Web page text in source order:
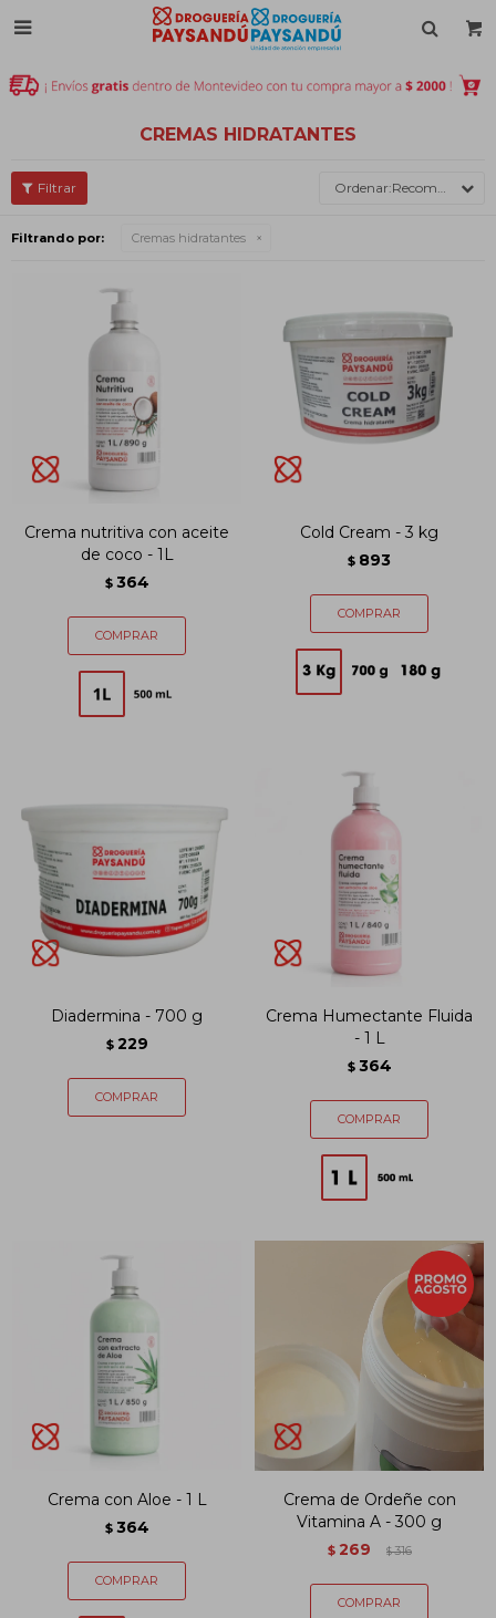

CREMAS HIDRATANTES
Recomendados
Filtrando por: Cremas hidratantes
Crema nutritiva con aceite
de coco - 1L
$ 364
Cold Cream - 3 kg
$ 893
Diadermina - 700 g
$ 229
Crema Humectante Fluida
- 1 L
$ 364
Crema con Aloe - 1 L
$ 364
Crema de Ordeñe con
Vitamina A - 300 g
$ 269 $316